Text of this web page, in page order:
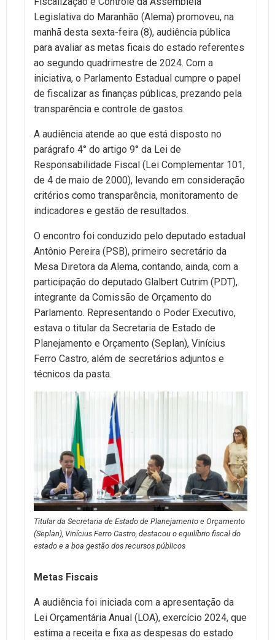
Legislativa do Maranhão (Alema) promoveu, na
manhã desta sexta-feira (8), audiência pública
para avaliar as metas ficais do estado referentes
ao segundo quadrimestre de 2024. Com a
iniciativa, o Parlamento Estadual cumpre o papel
de fiscalizar as finanças públicas, prezando pela
transparência e controle de gastos.
A audiência atende ao que está disposto no
parágrafo 4° do artigo 9° da Lei de
Responsabilidade Fiscal (Lei Complementar 101,
de 4 de maio de 2000), levando em consideração
critérios como transparência, monitoramento de
indicadores e gestão de resultados.
O encontro foi conduzido pelo deputado estadual
Antônio Pereira (PSB), primeiro secretário da
Mesa Diretora da Alema, contando, ainda, com a
participação do deputado Glalbert Cutrim (PDT),
integrante da Comissão de Orçamento do
Parlamento. Representando o Poder Executivo,
estava o titular da Secretaria de Estado de
Planejamento e Orçamento (Seplan), Vinícius
Ferro Castro, além de secretários adjuntos e
técnicos da pasta.
Titular da Secretaria de Estado de Planejamento e Orçamento
(Seplan), Vinícius Ferro Castro, destacou o equilíbrio fiscal do
estado e a boa gestão dos recursos públicos
Metas Fiscais
A audiência foi iniciada com a apresentação da
Lei Orçamentária Anual (LOA), exercício 2024, que
estima a receita e fixa as despesas do estado